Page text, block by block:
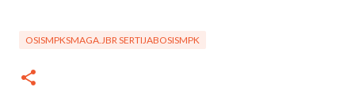
OSISMPKSMAGA.JBR SERTIJABOSISMPK